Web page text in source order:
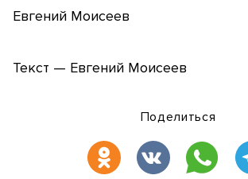
Евгений Моисеев
Текст — Евгений Моисеев
Поделиться